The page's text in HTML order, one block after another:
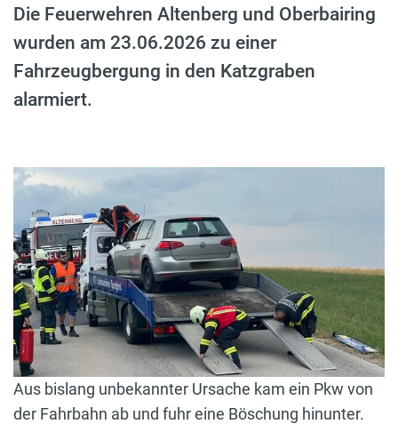
Die Feuerwehren Altenberg und Oberbairing
wurden am 23.06.2026 zu einer
Fahrzeugbergung in den Katzgraben
alarmiert.
Aus bislang unbekannter Ursache kam ein Pkw von
der Fahrbahn ab und fuhr eine Böschung hinunter.